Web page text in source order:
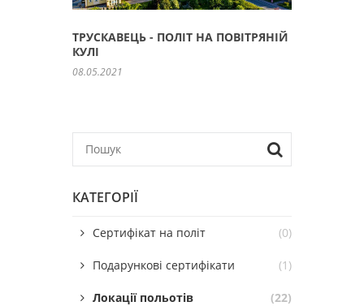
КАТЕГОРІЇ
Сертифікат на політ (0)
Подарункові сертифікати (1)
Локації польотів (22)
ТРУСКАВЕЦЬ - ПОЛІТ НА ПОВІТРЯНІЙ
КУЛІ
08.05.2021